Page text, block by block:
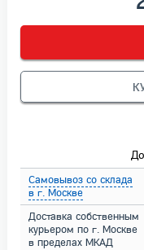
Самовывоз со склада
в г. Москве
Доставка собственным
курьером по г. Москве
в пределах МКАД